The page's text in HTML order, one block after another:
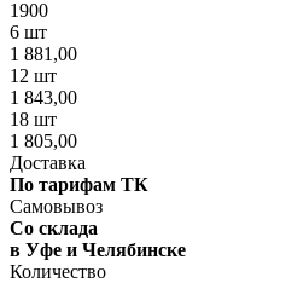
1900
6 шт
1 881,00
12 шт
1 843,00
18 шт
1 805,00
Доставка
По тарифам ТК
Самовывоз
Со склада
в Уфе и Челябинске
Количество